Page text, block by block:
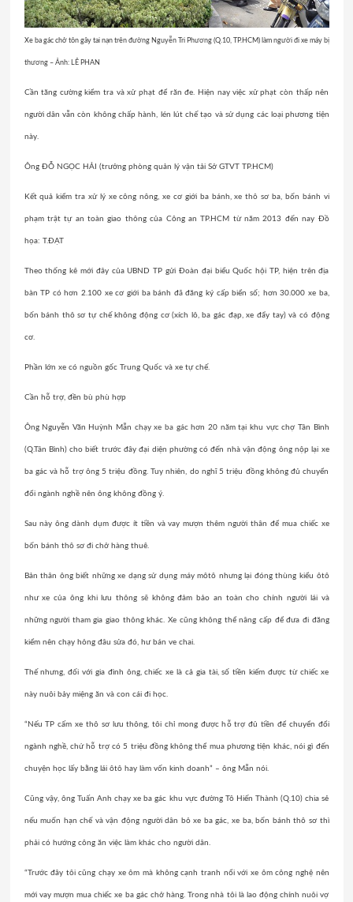
Xe ba gác chở tôn gây tai nạn trên đường Nguyễn Tri Phương (Q.10, TP.HCM) làm người đi xe máy bị
thương – Ảnh: LÊ PHAN
Cần tăng cường kiểm tra và xử phạt để răn đe. Hiện nay việc xử phạt còn thấp nên
người dân vẫn còn không chấp hành, lén lút chế tạo và sử dụng các loại phương tiện
này.
Ông ĐỖ NGỌC HẢI (trưởng phòng quản lý vận tải Sở GTVT TP.HCM)
Kết quả kiểm tra xử lý xe công nông, xe cơ giới ba bánh,xe thô sơ ba, bốn bánh vi
phạm trật tự an toàn giao thông của Công an TP.HCM từ năm 2013 đến nay Đồ
họa: T.ĐẠT
Theo thống kê mới đây của UBND TP gửi Đoàn đại biểu Quốc hội TP, hiện trên địa
bàn TP có hơn 2.100 xe cơ giới ba bánh đã đăng ký cấp biển số; hơn 30.000 xe ba,
bốn bánh thô sơ tự chế không động cơ (xích lô, ba gác đạp, xe đẩy tay) và có động
cơ.
Phần lớn xe có nguồn gốc Trung Quốc và xe tự chế.
Cần hỗ trợ, đền bù phù hợp
Ông Nguyễn Văn Huỳnh Mẫn chạyxe ba gáchơn 20 năm tại khu vực chợ Tân Bình
(Q.Tân Bình) cho biết trước đây đại diện phường có đến nhà vận động ông nộp lại xe
ba gác và hỗ trợ ông 5 triệu đồng. Tuy nhiên, do nghĩ 5 triệu đồng không đủ chuyển
đổi ngành nghề nên ông không đồng ý.
Sau này ông dành dụm được ít tiền và vay mượn thêm người thân để mua chiếc xe
bốn bánh thô sơ đi chở hàng thuê.
Bản thân ông biết những xe dạng sử dụng máy môtô nhưng lại đóng thùng kiểu ôtô
như xe của ông khi lưu thông sẽ không đảm bảo an toàn cho chính người lái và
những người tham gia giao thông khác. Xe cũng không thể nâng cấp để đưa đi đăng
kiểm nên chạy hỏng đâu sửa đó, hư bán ve chai.
Thế nhưng, đối với gia đình ông, chiếc xe là cả gia tài, số tiền kiếm được từ chiếc xe
này nuôi bảy miệng ăn và con cái đi học.
“Nếu TP cấm xe thô sơ lưu thông, tôi chỉ mong được hỗ trợ đủ tiền để chuyển đổi
ngành nghề, chứ hỗ trợ có 5 triệu đồng không thể mua phương tiện khác, nói gì đến
chuyện học lấy bằng lái ôtô hay làm vốn kinh doanh” – ông Mẫn nói.
Cũng vậy, ông Tuấn Anh chạy xe ba gác khu vực đường Tô Hiến Thành (Q.10) chia sẻ
nếu muốn hạn chế và vận động người dân bỏ xe ba gác, xe ba, bốn bánh thô sơ thì
phải có hướng công ăn việc làm khác cho người dân.
“Trước đây tôi cũng chạy xe ôm mà không cạnh tranh nổi với xe ôm công nghệ nên
mới vay mượn mua chiếc xe ba gác chở hàng. Trong nhà tôi là lao động chính nuôi vợ